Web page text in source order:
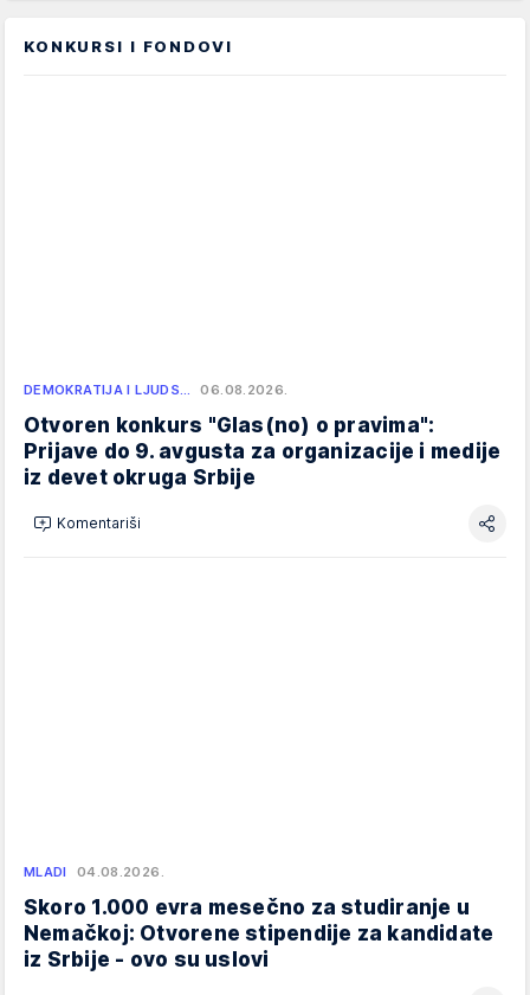
KONKURSI I FONDOVI
DEMOKRATIJA I LJUDS… 06.08.2026.
Otvoren konkurs "Glas(no) o pravima":
Prijave do 9. avgusta za organizacije i medije
iz devet okruga Srbije
Komentariši
MLADI 04.08.2026.
Skoro 1.000 evra mesečno za studiranje u
Nemačkoj: Otvorene stipendije za kandidate
iz Srbije - ovo su uslovi